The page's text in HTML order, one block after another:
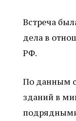
Встреча
дела в
РФ.
По данным
зданий в
подрядными